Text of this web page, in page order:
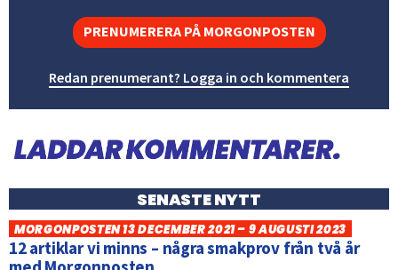
PRENUMERERA PÅ MORGONPOSTEN
Redan prenumerant? Logga in och kommentera
SENASTE NYTT
MORGONPOSTEN 13 DECEMBER 2021 – 9 AUGUSTI 2023
12 artiklar vi minns – några smakprov från två år